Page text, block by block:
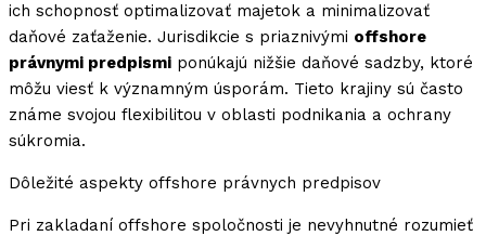
ich schopnosť optimalizovať majetok a minimalizovať
daňové zaťaženie. Jurisdikcie s priaznivými offshore
právnymi predpismi ponúkajú nižšie daňové sadzby, ktoré
môžu viesť k významným úsporám. Tieto krajiny sú často
známe svojou flexibilitou v oblasti podnikania a ochrany
súkromia.
Dôležité aspekty offshore právnych predpisov
Pri zakladaní offshore spoločnosti je nevyhnutné rozumieť